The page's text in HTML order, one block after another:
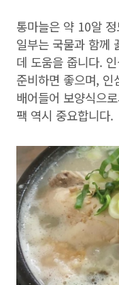
통마늘은 약 10알
일부는 국물과 함께
데 도움을 줍니다.
준비하면 좋으며,
배어들어 보양식으
팩 역시 중요합니다.